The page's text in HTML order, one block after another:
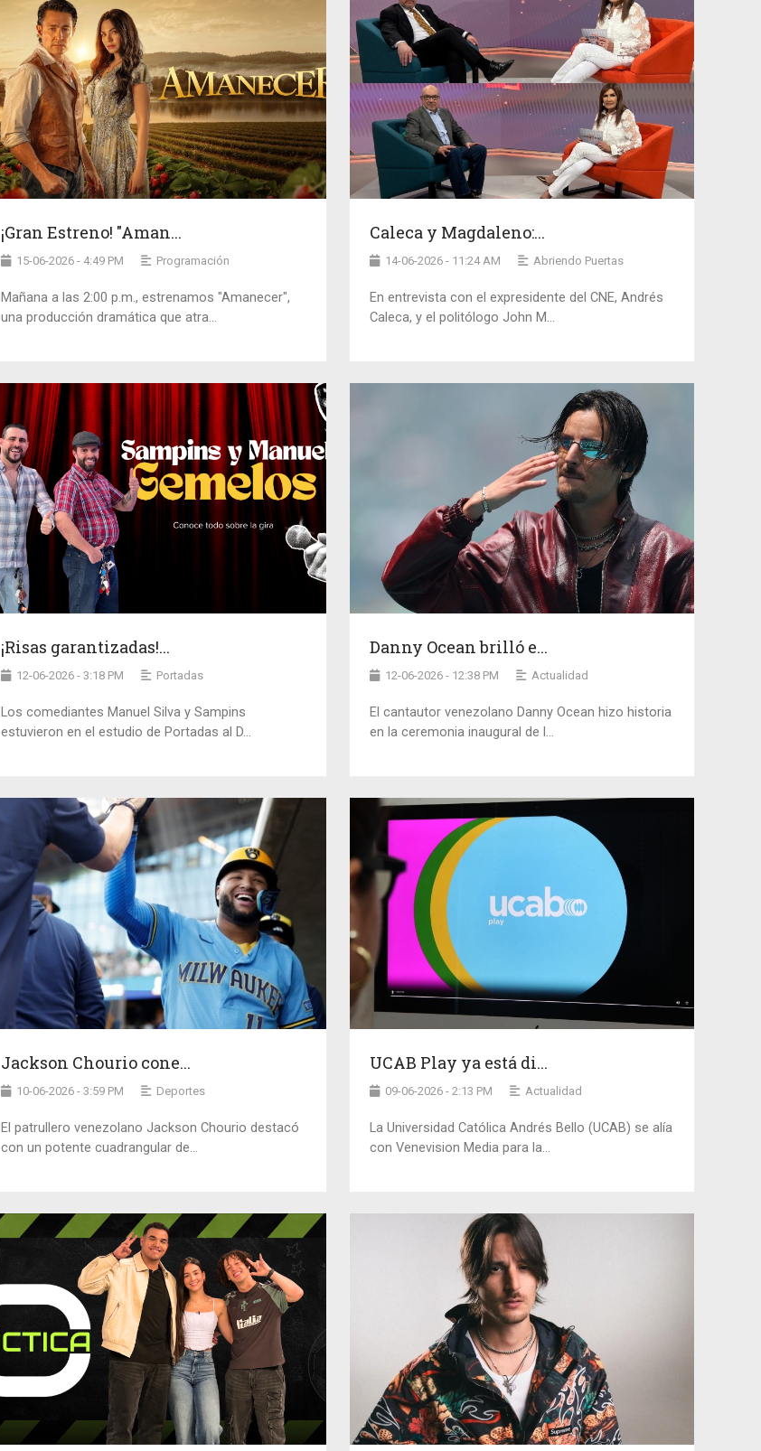
¡Gran Estreno! "Aman...
15-06-2026 - 4:49 PM Programación
Mañana a las 2:00 p.m., estrenamos "Amanecer",
una producción dramática que atra...
Caleca y Magdaleno:...
14-06-2026 - 11:24 AM Abriendo Puertas
En entrevista con el expresidente del CNE, Andrés
Caleca, y el politólogo John M...
¡Risas garantizadas!...
12-06-2026 - 3:18 PM Portadas
Los comediantes Manuel Silva y Sampins
estuvieron en el estudio de Portadas al D...
Danny Ocean brilló e...
12-06-2026 - 12:38 PM Actualidad
El cantautor venezolano Danny Ocean hizo historia
en la ceremonia inaugural de l...
Jackson Chourio cone...
10-06-2026 - 3:59 PM Deportes
El patrullero venezolano Jackson Chourio destacó
con un potente cuadrangular de...
UCAB Play ya está di...
09-06-2026 - 2:13 PM Actualidad
La Universidad Católica Andrés Bello (UCAB) se alía
con Venevision Media para la...